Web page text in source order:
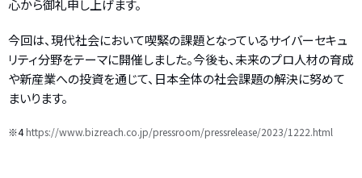
心から御礼申し上げます。
今回は、現代社会において喫緊の課題となっているサイバーセキュ
リティ分野をテーマに開催しました。今後も、未来のプロ人材の育成
や新産業への投資を通じて、日本全体の社会課題の解決に努めて
まいります。
※4https://www.bizreach.co.jp/pressroom/pressrelease/2023/1222.html